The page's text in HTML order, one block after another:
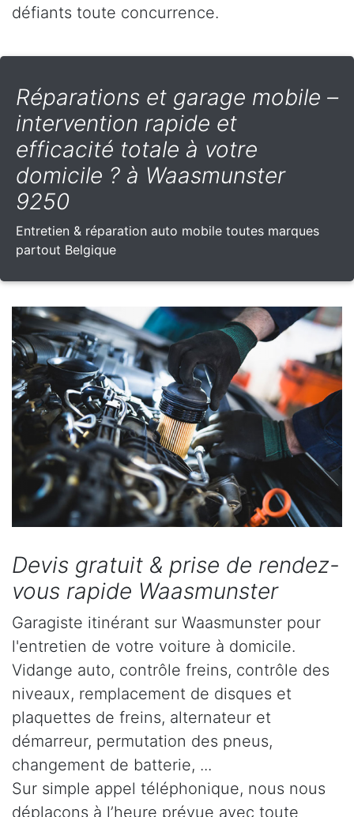
défiants toute concurrence.
Réparations et garage mobile –
intervention rapide et
efficacité totale à votre
domicile ? à Waasmunster
9250
Entretien & réparation auto mobile toutes marques
partout Belgique
Devis gratuit & prise de rendez-
vous rapide Waasmunster
Garagiste itinérant sur Waasmunster pour
l'entretien de votre voiture à domicile.
Vidange auto, contrôle freins, contrôle des
niveaux, remplacement de disques et
plaquettes de freins, alternateur et
démarreur, permutation des pneus,
changement de batterie, ...
Sur simple appel téléphonique, nous nous
déplaçons à l’heure prévue avec toute